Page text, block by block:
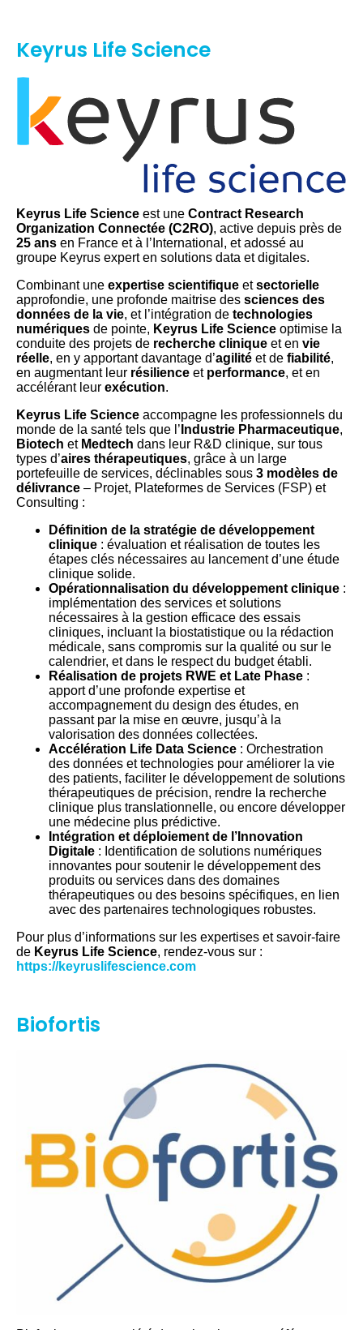
Keyrus Life Science
Keyrus Life Science est une Contract Research
Organization Connectée (C2RO), active depuis près de
25 ans en France et à l’International, et adossé au
groupe Keyrus expert en solutions data et digitales.
Combinant une expertise scientifique etsectorielle
approfondie, une profonde maitrise des sciences des
données de la vie, et l’intégration de technologies
numériques de pointe, Keyrus Life Science optimise la
conduite des projets de recherche clinique et en vie
réelle, en y apportant davantage d’agilité et de fiabilité,
en augmentant leur résilience et performance, et en
accélérant leur exécution.
Keyrus Life Science accompagne les professionnels du
monde de la santé tels que l’ Industrie Pharmaceutique,
Biotech et Medtech dans leur R&D clinique, sur tous
types d’aires thérapeutiques, grâce à un large
portefeuille de services, déclinables sous 3 modèles de
délivrance – Projet, Plateformes de Services (FSP) et
Consulting :
Définition de la stratégie de développement
clinique : évaluation et réalisation de toutes les
étapes clés nécessaires au lancement d’une étude
clinique solide.
Opérationnalisation du développement clinique :
implémentation des services et solutions
nécessaires à la gestion efficace des essais
cliniques, incluant la biostatistique ou la rédaction
médicale, sans compromis sur la qualité ou sur le
calendrier, et dans le respect du budget établi.
Réalisation de projets RWE et Late Phase :
apport d’une profonde expertise et
accompagnement du design des études, en
passant par la mise en œuvre, jusqu’à la
valorisation des données collectées.
Accélération Life Data Science : Orchestration
des données et technologies pour améliorer la vie
des patients, faciliter le développement de solutions
thérapeutiques de précision, rendre la recherche
clinique plus translationnelle, ou encore développer
une médecine plus prédictive.
Intégration et déploiement de l’Innovation
Digitale : Identification de solutions numériques
innovantes pour soutenir le développement des
produits ou services dans des domaines
thérapeutiques ou des besoins spécifiques, en lien
avec des partenaires technologiques robustes.
Pour plus d’informations sur les expertises et savoir-faire
de Keyrus Life Science, rendez-vous sur :
https://keyruslifescience.com
Biofortis